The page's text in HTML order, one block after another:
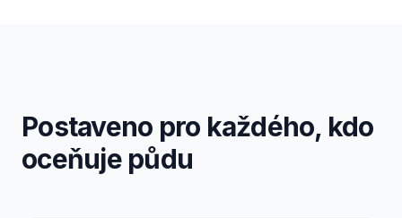
Postaveno pro každého, kdo
oceňuje půdu